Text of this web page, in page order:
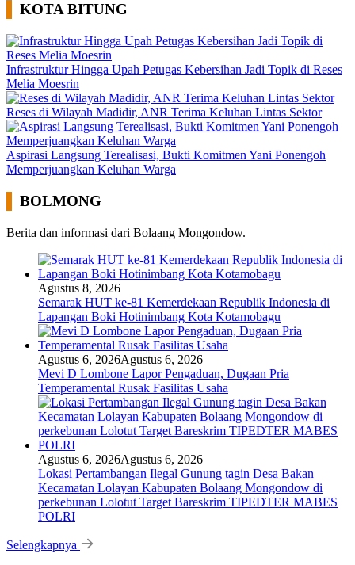
KOTA BITUNG
Infrastruktur Hingga Upah Petugas Kebersihan Jadi Topik di Reses
Melia Moesrin
Reses di Wilayah Madidir, ANR Terima Keluhan Lintas Sektor
Aspirasi Langsung Terealisasi, Bukti Komitmen Yani Ponengoh
Memperjuangkan Keluhan Warga
BOLMONG
Berita dan informasi dari Bolaang Mongondow.
Agustus 8, 2026
Semarak HUT ke-81 Kemerdekaan Republik Indonesia di
Lapangan Boki Hotinimbang Kota Kotamobagu
Agustus 6, 2026Agustus 6, 2026
Mevi D Lombone Lapor Pengaduan, Dugaan Pria
Temperamental Rusak Fasilitas Usaha
Agustus 6, 2026Agustus 6, 2026
Lokasi Pertambangan Ilegal Gunung tagin Desa Bakan
Kecamatan Lolayan Kabupaten Bolaang Mongondow di
perkebunan Lolotut Target Bareskrim TIPEDTER MABES
POLRI
Selengkapnya